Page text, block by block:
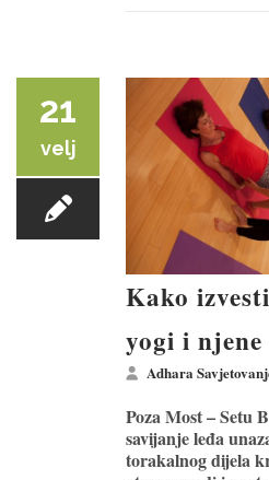
21
velj
Kako
yogi i
Adhara
Poza Most – Setu
savijanje leđa
torakalnog dijela